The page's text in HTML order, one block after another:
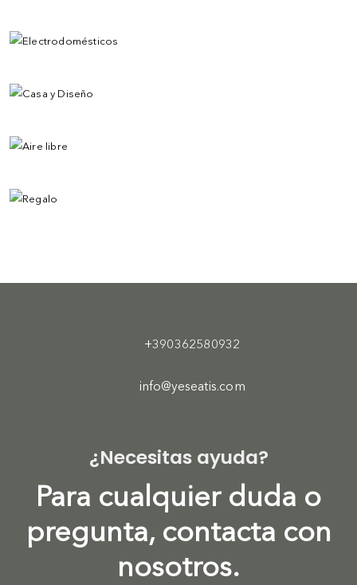
+390362580932
info@yeseatis.com
¿Necesitas ayuda?
Para cualquier duda o
pregunta, contacta con
nosotros.